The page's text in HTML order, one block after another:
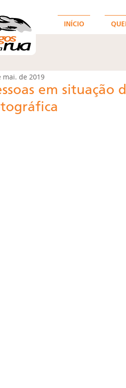
INÍCIO
em
mai. de 2019